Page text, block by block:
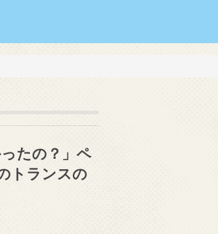
たの？」ペ
トランスの